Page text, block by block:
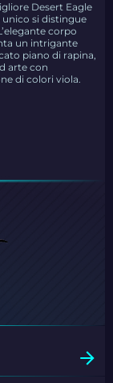
Desert Eagle
unico si distingue
corpo
un intrigante
piano di rapina,
arte con
di colori viola.